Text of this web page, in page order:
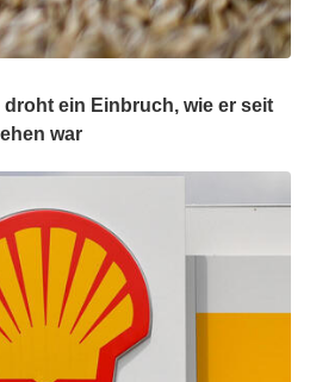
ein Einbruch, wie er seit
war